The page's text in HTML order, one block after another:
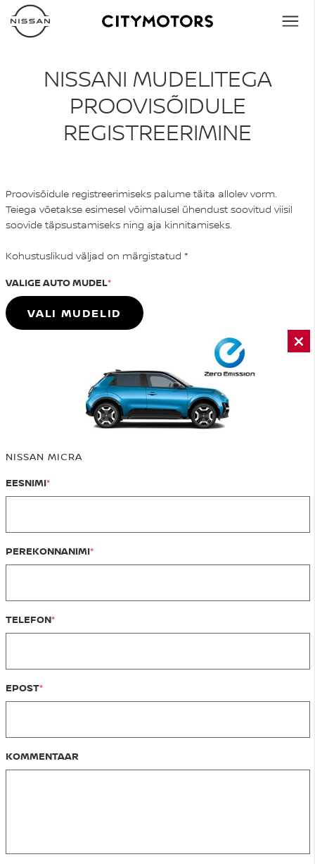
NISSANI MUDELITEGA
PROOVISÕIDULE
REGISTREERIMINE
Proovisõidule registreerimiseks palume täita allolev vorm.
Teiega võetakse esimesel võimalusel ühendust soovitud viisil
soovide täpsustamiseks ning aja kinnitamiseks.
Kohustuslikud väljad on märgistatud *
VALIGE AUTO MUDEL
VALI MUDELID
NISSAN MICRA
EESNIMI
PEREKONNANIMI
TELEFON
EPOST
KOMMENTAAR